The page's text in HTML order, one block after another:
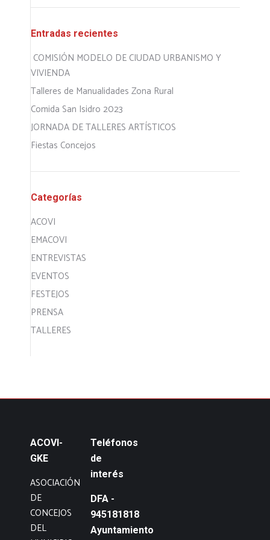
Entradas recientes
COMISIÓN MODELO DE CIUDAD URBANISMO Y
VIVIENDA
Talleres de Manualidades Zona Rural
Comida San Isidro 2023
JORNADA DE TALLERES ARTÍSTICOS
Fiestas Concejos
Categorías
ACOVI
EMACOVI
ENTREVISTAS
EVENTOS
FESTEJOS
PRENSA
TALLERES
ACOVI-
GKE
ASOCIACIÓN
DE
CONCEJOS
DEL
Teléfonos
de
interés
DFA -
945181818
Ayuntamiento